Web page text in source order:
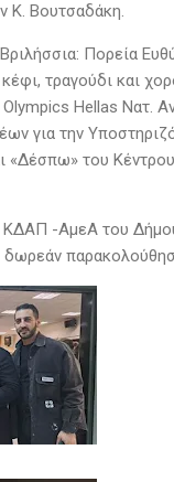
Κ. Βουτσαδάκη.
Πορεία
τραγούδι και
Hellas Nατ.
για την
«Δέσπω» του
ΚΔΑΠ -ΑμεΑ του
δωρεάν